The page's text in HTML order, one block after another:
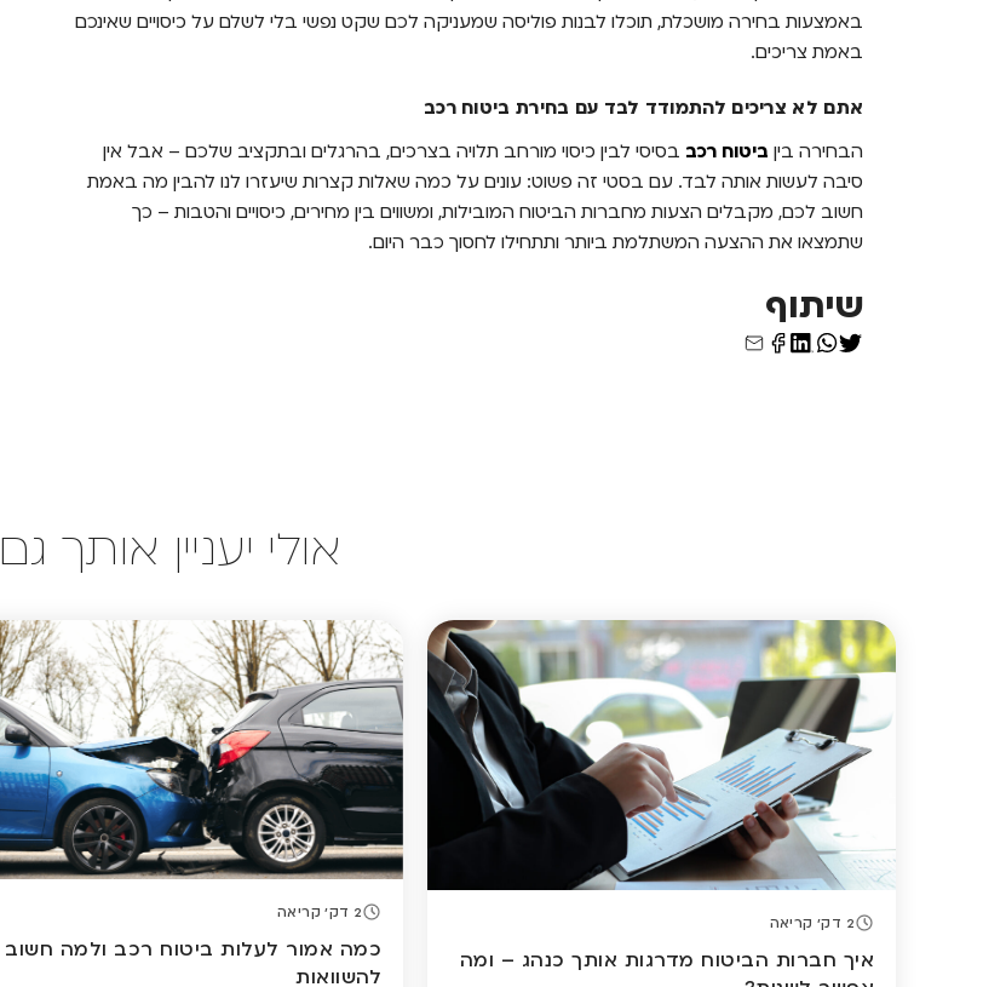
באמצעות בחירה מושכלת, תוכלו לבנות פוליסה שמעניקה לכם שקט נפשי בלי לשלם על כיסויים שאינכם
באמת צריכים.
אתם לא צריכים להתמודד לבד עם בחירת ביטוח רכב
הבחירה בין ביטוח רכב בסיסי לבין כיסוי מורחב תלויה בצרכים, בהרגלים ובתקציב שלכם – אבל אין
סיבה לעשות אותה לבד. עם בסטי זה פשוט: עונים על כמה שאלות קצרות שיעזרו לנו להבין מה באמת
חשוב לכם, מקבלים הצעות מחברות הביטוח המובילות, ומשווים בין מחירים, כיסויים והטבות – כך
שתמצאו את ההצעה המשתלמת ביותר ותתחילו לחסוך כבר היום.
שיתוף
אולי יעניין אותך גם
2 דק' קריאה
איך חברות הביטוח מדרגות אותך כנהג – ומה
2 דק' קריאה
כמה אמור לעלות ביטוח רכב ולמה חשוב
להשוואות